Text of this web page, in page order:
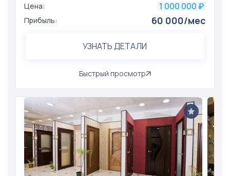
Цена:
1 000 000 ₽
Прибыль: 60 000/мес
УЗНАТЬ ДЕТАЛИ
Быстрый просмотр